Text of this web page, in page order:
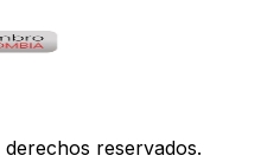
derechos reservados.